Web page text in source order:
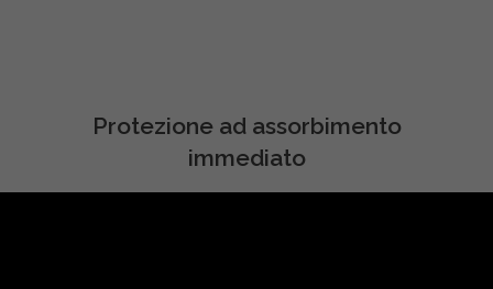
Protezione ad assorbimento
immediato